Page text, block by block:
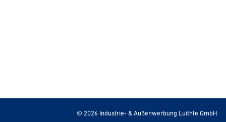
© 2026 Industrie- & Außenwerbung Luithle GmbH